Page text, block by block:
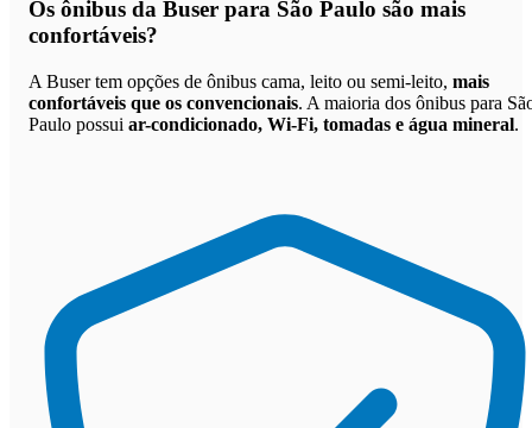
Os ônibus da Buser para São Paulo são mais
confortáveis?
A Buser tem opções de ônibus cama, leito ou semi-leito, mais
confortáveis que os convencionais. A maioria dos ônibus para
Paulo possui ar-condicionado, Wi-Fi, tomadas e água mineral.